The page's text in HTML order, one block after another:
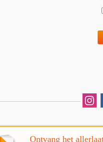
Ontvang het